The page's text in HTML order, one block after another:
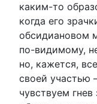
каким-то
когда его
обсидиановом
по-видимому,
но, кажется,
своей участью
чувствуем